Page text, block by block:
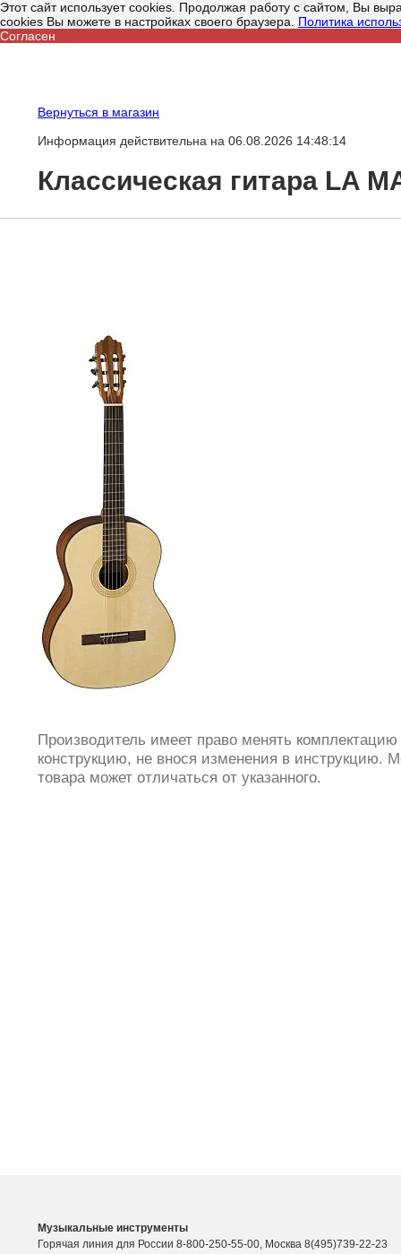
Этот сайт использует cookies. Продолжая работу с сайтом, Вы
cookies Вы можете в настройках своего браузера. Политика
Согласен
Вернуться в магазин
Информация действительна на 06.08.2026 14:48:14
Классическая гитара LA
Производитель имеет право менять
конструкцию, не внося изменения в инструкцию.
товара может отличаться от указанного.
Музыкальные инструменты
Горячая линия для России 8-800-250-55-00, Москва 8(495)739-22-23